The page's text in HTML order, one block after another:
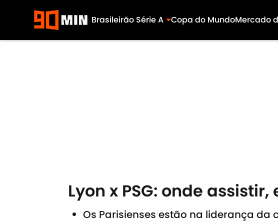
Brasileirão Série A Copa do MundoMercado
Lyon x PSG: onde
Os Parisienses estão na liderança da